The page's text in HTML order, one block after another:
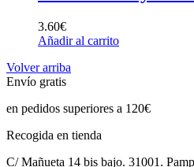
3.60€
Añadir al carrito
Volver arriba
Envío gratis
en pedidos superiores a 120€
Recogida en tienda
C/ Mañueta 14 bis bajo. 31001.